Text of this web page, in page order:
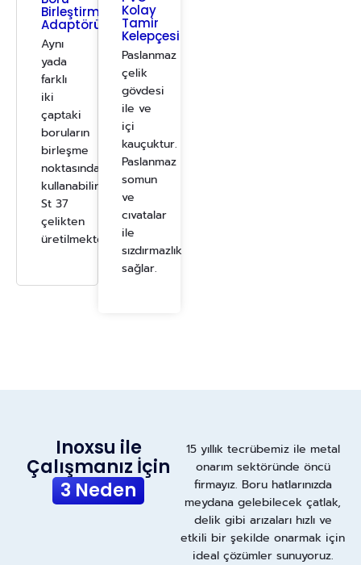
Birleştirme
Adaptörü
Aynı
yada
farklı
iki
çaptаki
boruların
birleşme
noktasında
kullanabilir.
St 37
çelikten
üretilmektedir.
Kolay
Tamir
Kelepçesi
Paslanmaz
çelik
gövdesi
ile ve
içi
kauçuktur.
Paslanmaz
somun
ve
cıvatalar
ile
sızdırmazlık
sağlar.
Inoxsu ile
Çalışmanız İçin
3 Neden
15 yıllık tecrübemiz ile metal
onarım sektöründe öncü
firmayız. Boru hatlarınızda
meydana gelebilecek çatlak,
delik gibi arızaları hızlı ve
etkili bir şekilde onarmak için
ideal çözümler sunuyoruz.